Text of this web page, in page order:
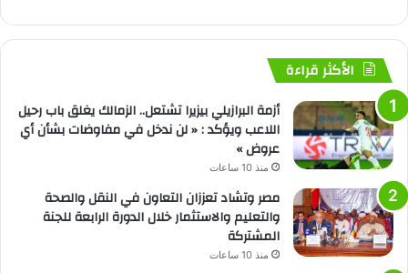
الأكثر قراءة
أزمة البرازيلي بيزيرا تشتعل.. الزمالك يغلق باب رحيل
اللاعب ويؤكد : « لن ندخل في مفاوضات بشأن أي
عروض »
منذ 10 ساعات
مصر وتشاد تعززان التعاون في النقل والصحة
والتعليم والاستثمار خلال الدورة الرابعة للجنة
المشتركة
منذ 10 ساعات